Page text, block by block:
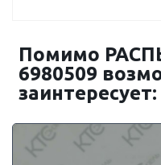
Помимо
6980509
заинтересует: